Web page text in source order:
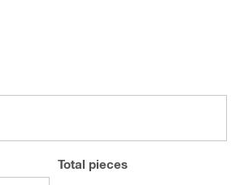
Total pieces